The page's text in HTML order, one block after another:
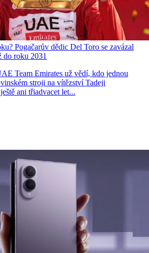
Pogačarův dědic Del Toro se zavázal
do roku 2031
Team Emirates už vědí, kdo jednou
stroji na vítězství Tadeji
ani třiadvacet let...